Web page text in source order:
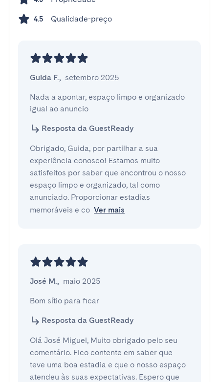
4.5 Qualidade-preço
Guida F., setembro 2025
Nada a apontar, espaço limpo e organizado
igual ao anuncio
Resposta da GuestReady
Obrigado, Guida, por partilhar a sua
experiência conosco! Estamos muito
satisfeitos por saber que encontrou o nosso
espaço limpo e organizado, tal como
anunciado. Proporcionar estadias
memoráveis e co Ver mais
José M., maio 2025
Bom sítio para ficar
Resposta da GuestReady
Olá José Miguel, Muito obrigado pelo seu
comentário. Fico contente em saber que
teve uma boa estadia e que o nosso espaço
atendeu às suas expectativas. Espero que